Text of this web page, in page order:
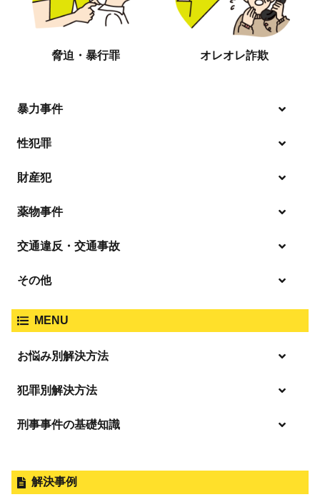
脅迫・暴行罪 オレオレ詐欺
暴力事件
逮捕・監禁
性犯罪
盗撮・のぞき
強姦・準強姦
淫行・援助交際
公然わいせつ，わいせつ物頒布，淫
行勧誘罪
財産犯
詐欺
恐喝
薬物事件
危険ドラッグ
交通違反・交通事故
ひき逃げ・当て逃げ
その他
放火・失火
MENU
お悩み別解決方法
逮捕の不安や悩み
無実・無罪を証明してほしい
犯罪別解決方法
事件別－暴力事件
過失致死・過失傷害
性犯罪 TOP
事件別－財産犯
刑事事件の基礎知識
刑事裁判の概要・手続
解決事例